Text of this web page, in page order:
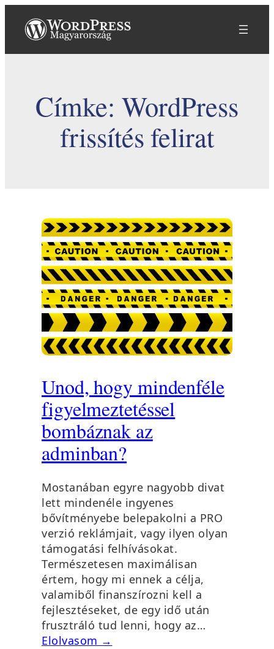
tartalomhoz
Címke: WordPress
frissítés felirat
Unod, hogy mindenféle
figyelmeztetéssel
bombáznak az
adminban?
Mostanában egyre nagyobb divat
lett mindenéle ingyenes
bővítményebe belepakolni a PRO
verzió reklámjait, vagy ilyen olyan
támogatási felhívásokat.
Természetesen maximálisan
értem, hogy mi ennek a célja,
valamiből finanszírozni kell a
fejlesztéseket, de egy idő után
frusztráló tud lenni, hogy az…
Elolvasom →